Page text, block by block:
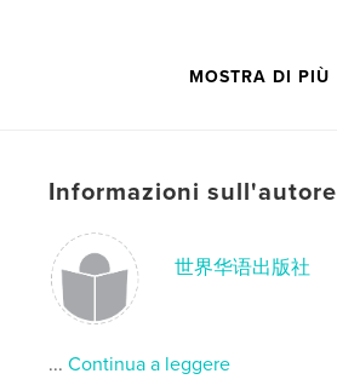
Funzionalità e dettagli
ISBN
Data di pubblicazione:set 15, 2021
Lingua
Undetermined
MOSTRA DI PIÙ
Informazioni sull'autore
世界华语出版社
...Continua a leggere